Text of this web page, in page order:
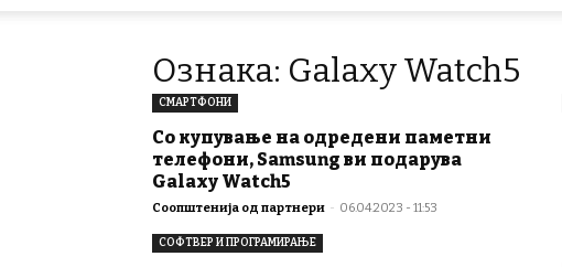
Ознака: Galaxy Watch5
СМАРТФОНИ
Со купување на одредени паметни
телефони, Samsung ви подарува
Galaxy Watch5
Соопштенија од партнери - 06.04.2023 - 11:53
СОФТВЕР И ПРОГРАМИРАЊЕ